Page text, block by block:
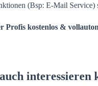
(Bsp: E-Mail Service)
Profis kostenlos &
interessieren